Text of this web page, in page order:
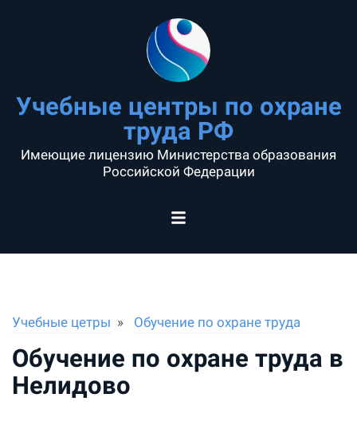
Учебные центры по охране
труда РФ
Имеющие лицензию Министерства образования
Российской Федерации
Учебные цетры Обучение по охране труда
Обучение по охране труда в
Нелидово